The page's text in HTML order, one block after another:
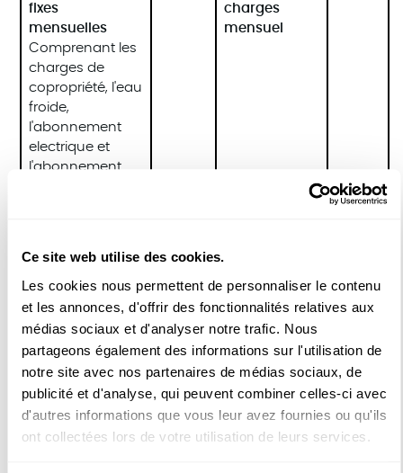
Ce site web utilise des cookies.
Les cookies nous permettent de personnaliser le contenu
et les annonces, d'offrir des fonctionnalités relatives aux
médias sociaux et d'analyser notre trafic. Nous
partageons également des informations sur l'utilisation de
notre site avec nos partenaires de médias sociaux, de
publicité et d'analyse, qui peuvent combiner celles-ci avec
d'autres informations que vous leur avez fournies ou qu'ils
ont collectées lors de votre utilisation de leurs services.
fixes
mensuelles
Comprenant les
charges de
copropriété, l'eau
froide,
l'abonnement
electrique et
l'abonnement
charges
mensuel
consommations
éléctriques et
taxes
Commissions
d'agence
pour une durée
de
mois,
...
Commissions
d'agence
(15€/m2)
Fourniture
blanc et
...